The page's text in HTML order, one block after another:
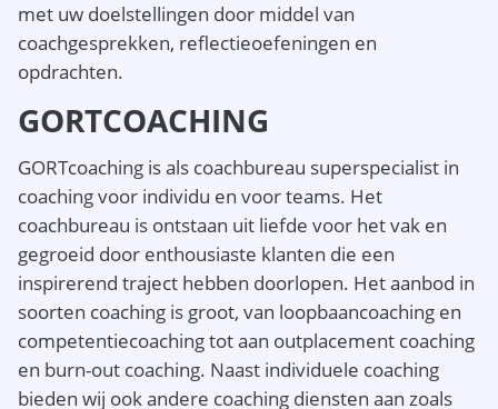
met uw doelstellingen door middel van
coachgesprekken, reflectieoefeningen en
opdrachten.
GORTCOACHING
GORTcoaching is als coachbureau superspecialist in
coaching voor individu en voor teams. Het
coachbureau is ontstaan uit liefde voor het vak en
gegroeid door enthousiaste klanten die een
inspirerend traject hebben doorlopen. Het aanbod in
soorten coaching is groot, van loopbaancoaching en
competentiecoaching tot aan outplacement coaching
en burn-out coaching. Naast individuele coaching
bieden wij ook andere coaching diensten aan zoals